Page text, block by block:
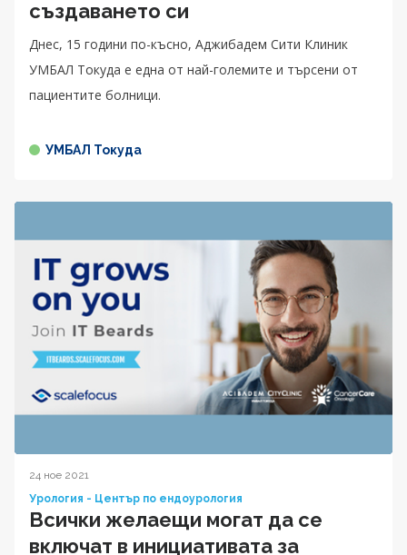
създаването си
Днес, 15 години по-късно, Аджибадем Сити Клиник
УМБАЛ Токуда е една от най-големите и търсени от
пациентите болници.
УМБАЛ Токуда
24 ное 2021
Урология - Център по ендоурология
Всички желаещи могат да се
включат в инициативата за